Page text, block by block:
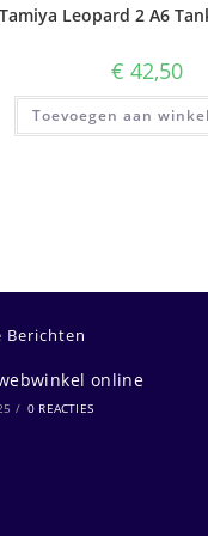
Tamiya Leopard 2 A6
€ 42,50
Toevoegen aan
Berichten
online
/ 0 REACTIES